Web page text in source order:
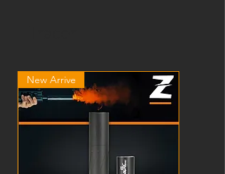
New Arrive